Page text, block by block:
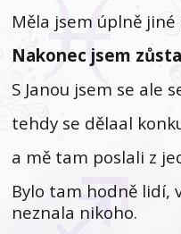
Měla jsem úplně jiné
Nakonec jsem
S Janou jsem se ale
tehdy se dělaal
a mě tam poslali z
Bylo tam hodně lidí,
neznala nikoho.